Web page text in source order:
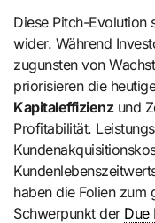
Diese Pitch-Evolution
wider. Während
zugunsten von
priorisieren die
Kapitaleffizienzund
Profitabilität.
haben die Folien zum
Schwerpunkt der Due